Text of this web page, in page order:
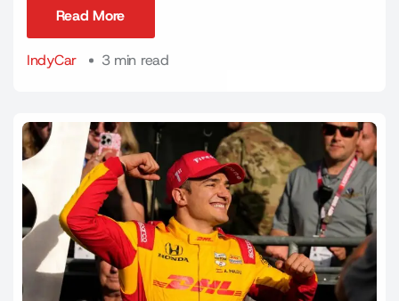
Read More
IndyCar
3 min read